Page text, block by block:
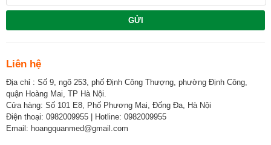
GỬI
Liên hệ
Địa chỉ : Số 9, ngõ 253, phố Định Công Thượng, phường Định Công,
quận Hoàng Mai, TP Hà Nội.
Cửa hàng: Số 101 E8, Phố Phương Mai, Đống Đa, Hà Nội
Điện thoại: 0982009955 | Hotline: 0982009955
Email: hoangquanmed@gmail.com